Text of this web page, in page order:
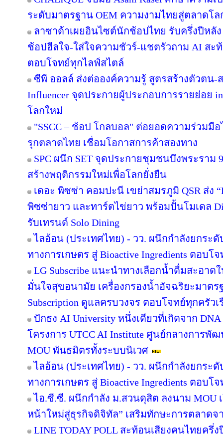
ระดับมาตรฐาน OEM ความงามไทยสู่ตลาดโล
ลาซาด้าเผยอินไซต์นักช้อปไทย รับครึ่งปีหลัง
ช้อปฮีลใจ-ใส่ใจความชัวร์-แชตรัวถาม AI ส
ตอบโจทย์ทุกไลฟ์สไตล์
ซีพี ออลล์ ส่งต่อองค์ความรู้ สูตรสร้างตัวตน-
Influencer จุดประกายผู้ประกอบการรายย่อย
โลกใหม่
"SSCC – ช้อป โกลบอล" ต่อยอดความร่วมมื
รุกตลาดไทย เชื่อมโอกาสการค้าสองทาง
SPC ผนึก SET จุดประกายชุมชนบึงพระรา
สร้างพฤติกรรมใหม่เพื่อโลกยั่งยืน
เดอะ พิซซ่า คอมปะนี เขย่าสมรภูมิ QSR ส่ง
พิซซ่ายาว และทาร์ตไข่ยาว พร้อมปั้นโมเดล
รับเทรนด์ Solo Dining
ไลอ้อน (ประเทศไทย) - วว. ผนึกกำลังยกระ
ทางการเกษตร สู่ Bioactive Ingredients ตอบโ
LG Subscribe แนะนำทางเลือกน้ำดื่มสะอา
มั่นใจสุขอนามัย เครื่องกรองน้ำอัจฉริยะมาต
Subscription ดูแลครบวงจร ตอบโจทย์ทุกครัวเ
ปักธง AI University หนึ่งเดียวที่เกิดจาก
โครงการ UTCC AI Institute ศูนย์กลางการพั
MOU พันธมิตรทั้งระบบนิเวศ
ไลอ้อน (ประเทศไทย) - วว. ผนึกกำลังยกระ
ทางการเกษตร สู่ Bioactive Ingredients ตอบโ
ไอ.ซี.ซี. ผนึกกำลัง ม.สวนดุสิต ลงนาม MOU
หน้าใหม่สู่ธุรกิจดิจิทัล” เสริมทักษะการตลาด
LINE TODAY POLL สะท้อนเสียงคนไทยครึ่